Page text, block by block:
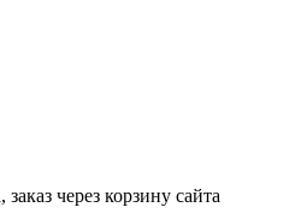
через корзину сайта